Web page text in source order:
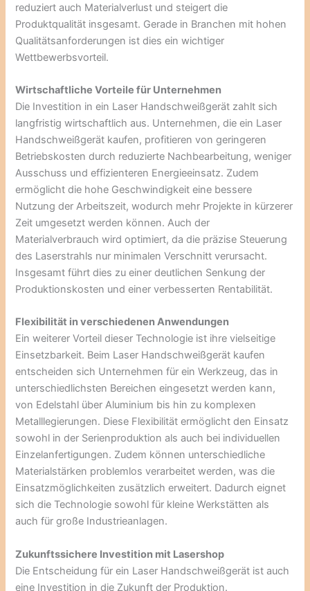
reduziert auch Materialverlust und steigert die
Produktqualität insgesamt. Gerade in Branchen mit hohen
Qualitätsanforderungen ist dies ein wichtiger
Wettbewerbsvorteil.
Wirtschaftliche Vorteile für Unternehmen
Die Investition in ein Laser Handschweißgerät zahlt sich
langfristig wirtschaftlich aus. Unternehmen, die ein Laser
Handschweißgerät kaufen, profitieren von geringeren
Betriebskosten durch reduzierte Nachbearbeitung, weniger
Ausschuss und effizienteren Energieeinsatz. Zudem
ermöglicht die hohe Geschwindigkeit eine bessere
Nutzung der Arbeitszeit, wodurch mehr Projekte in kürzerer
Zeit umgesetzt werden können. Auch der
Materialverbrauch wird optimiert, da die präzise Steuerung
des Laserstrahls nur minimalen Verschnitt verursacht.
Insgesamt führt dies zu einer deutlichen Senkung der
Produktionskosten und einer verbesserten Rentabilität.
Flexibilität in verschiedenen Anwendungen
Ein weiterer Vorteil dieser Technologie ist ihre vielseitige
Einsetzbarkeit. Beim Laser Handschweißgerät kaufen
entscheiden sich Unternehmen für ein Werkzeug, das in
unterschiedlichsten Bereichen eingesetzt werden kann,
von Edelstahl über Aluminium bis hin zu komplexen
Metalllegierungen. Diese Flexibilität ermöglicht den Einsatz
sowohl in der Serienproduktion als auch bei individuellen
Einzelanfertigungen. Zudem können unterschiedliche
Materialstärken problemlos verarbeitet werden, was die
Einsatzmöglichkeiten zusätzlich erweitert. Dadurch eignet
sich die Technologie sowohl für kleine Werkstätten als
auch für große Industrieanlagen.
Zukunftssichere Investition mit Lasershop
Die Entscheidung für ein Laser Handschweißgerät ist auch
eine Investition in die Zukunft der Produktion.